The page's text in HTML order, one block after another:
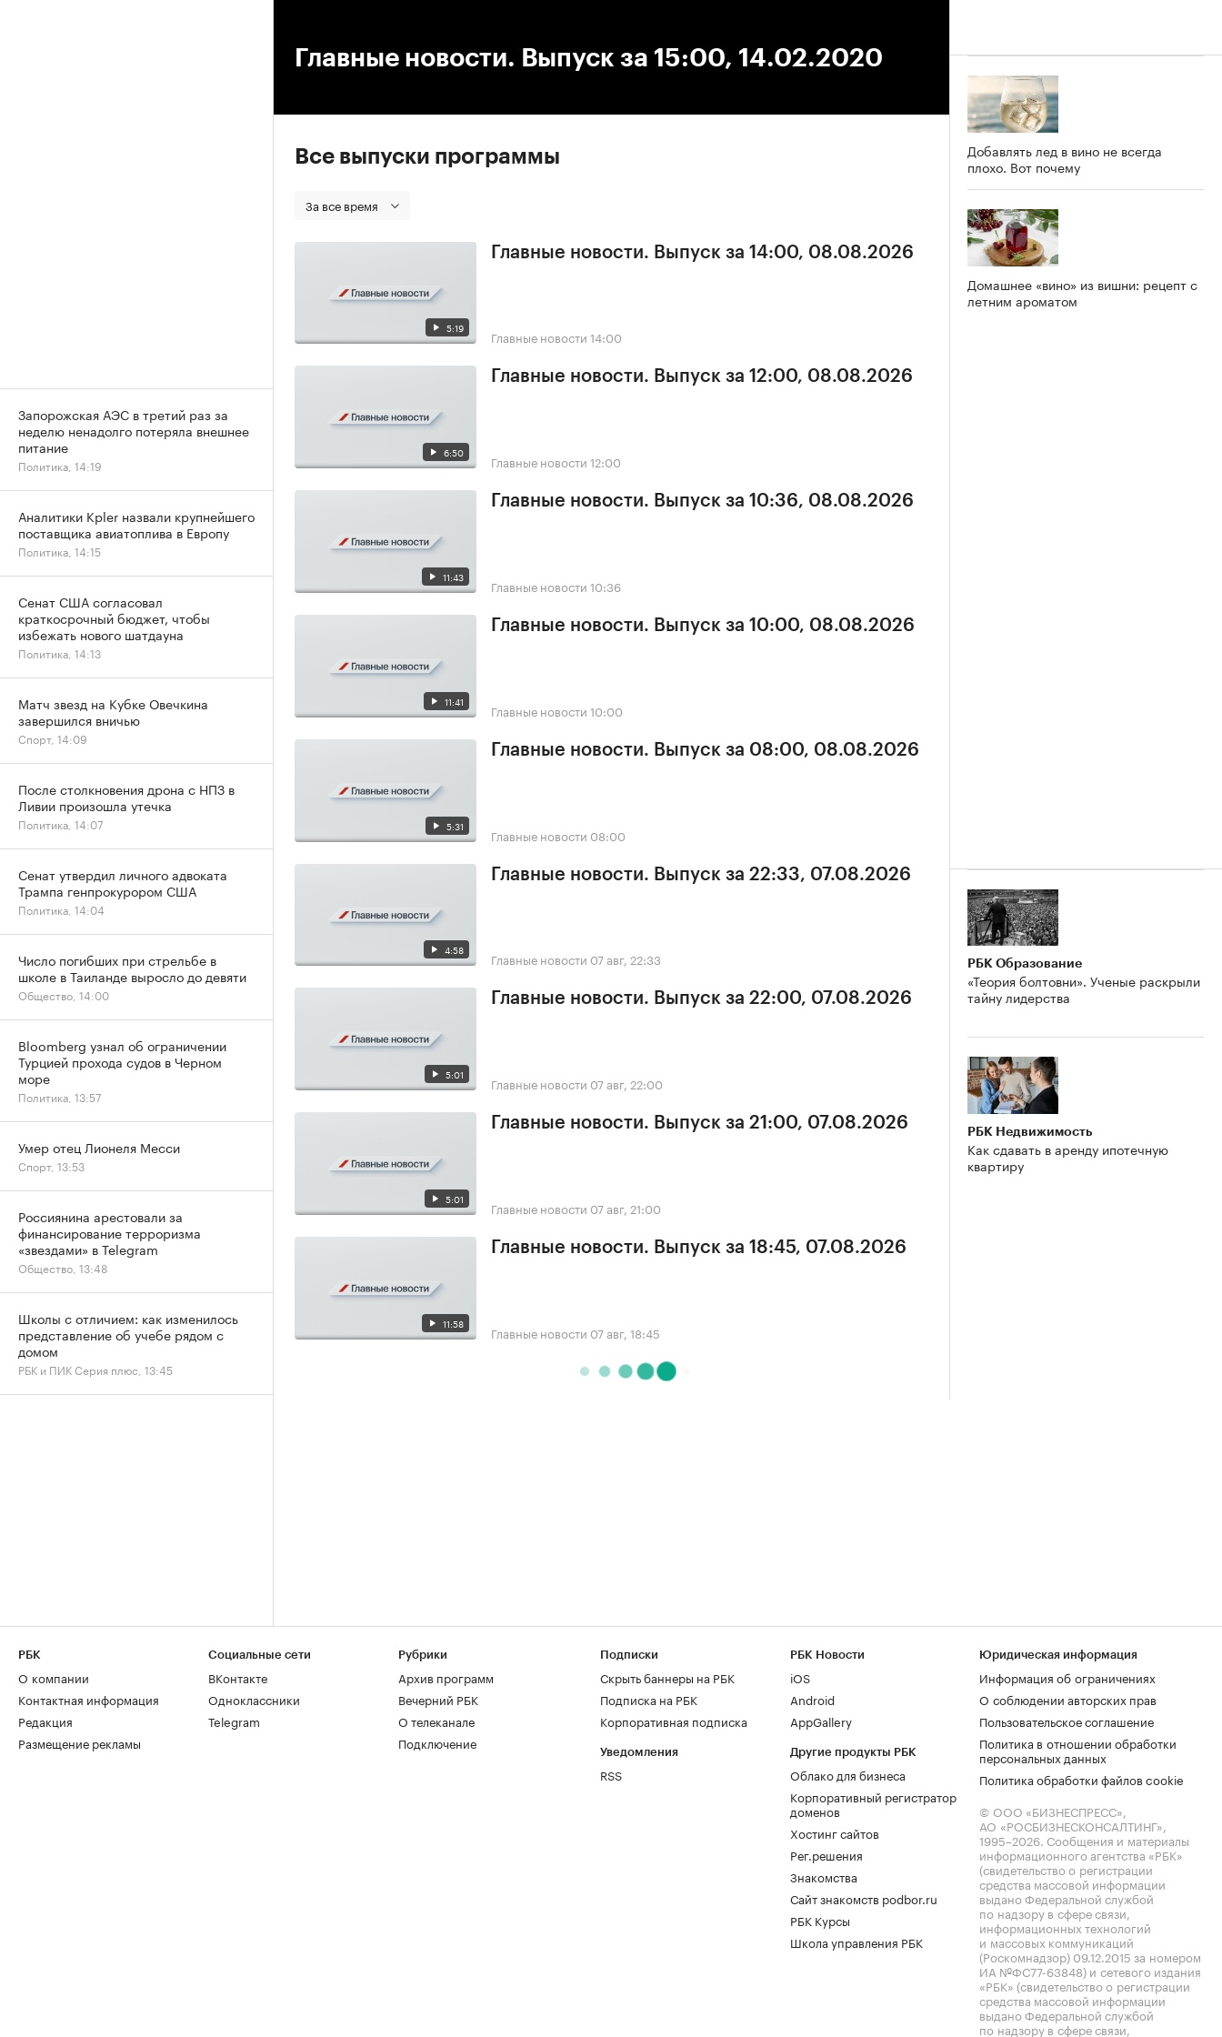
Главные новости. Выпуск за 15:00, 14.02.2020
Все выпуски программы
За все время
5:19
Главные новости. Выпуск за 14:00, 08.08.2026
Главные новости 14:00
6:50
Главные новости. Выпуск за 12:00, 08.08.2026
Главные новости 12:00
11:43
Главные новости. Выпуск за 10:36, 08.08.2026
Главные новости 10:36
11:41
Главные новости. Выпуск за 10:00, 08.08.2026
Главные новости 10:00
5:31
Главные новости. Выпуск за 08:00, 08.08.2026
Главные новости 08:00
4:58
Главные новости. Выпуск за 22:33, 07.08.2026
Главные новости 07 авг, 22:33
5:01
Главные новости. Выпуск за 22:00, 07.08.2026
Главные новости 07 авг, 22:00
5:01
Главные новости. Выпуск за 21:00, 07.08.2026
Главные новости 07 авг, 21:00
11:58
Главные новости. Выпуск за 18:45, 07.08.2026
Главные новости 07 авг, 18:45
Добавлять лед в вино не всегда
плохо. Вот почему
Домашнее «вино» из вишни: рецепт с
летним ароматом
РБК Образование
«Теория болтовни». Ученые раскрыли
тайну лидерства
РБК Недвижимость
Как сдавать в аренду ипотечную
квартиру
Запорожская АЭС в третий раз за
неделю ненадолго потеряла внешнее
питание
Политика, 14:19
Аналитики Kpler назвали крупнейшего
поставщика авиатоплива в Европу
Политика, 14:15
Сенат США согласовал
краткосрочный бюджет, чтобы
избежать нового шатдауна
Политика, 14:13
Матч звезд на Кубке Овечкина
завершился вничью
Спорт, 14:09
После столкновения дрона с НПЗ в
Ливии произошла утечка
Политика, 14:07
Сенат утвердил личного адвоката
Трампа генпрокурором США
Политика, 14:04
Число погибших при стрельбе в
школе в Таиланде выросло до девяти
Общество, 14:00
Bloomberg узнал об ограничении
Турцией прохода судов в Черном
море
Политика, 13:57
Умер отец Лионеля Месси
Спорт, 13:53
Россиянина арестовали за
финансирование терроризма
«звездами» в Telegram
Общество, 13:48
Школы с отличием: как изменилось
представление об учебе рядом с
домом
РБК и ПИК Серия плюс, 13:45
РБК
О компании
Контактная информация
Редакция
Размещение рекламы
Социальные сети
ВКонтакте
Одноклассники
Telegram
Рубрики
Архив программ
Вечерний РБК
О телеканале
Подключение
Подписки
Скрыть баннеры на РБК
Подписка на РБК
Корпоративная подписка
Уведомления
RSS
РБК Новости
iOS
Android
AppGallery
Другие продукты РБК
Облако для бизнеса
Корпоративный регистратор
доменов
Хостинг сайтов
Рег.решения
Знакомства
Сайт знакомств podbor.ru
РБК Курсы
Школа управления РБК
Юридическая информация
Информация об ограничениях
О соблюдении авторских прав
Пользовательское соглашение
Политика в отношении обработки
персональных данных
Политика обработки файлов cookie
© ООО «БИЗНЕСПРЕСС»,
АО «РОСБИЗНЕСКОНСАЛТИНГ»,
1995–2026. Сообщения и материалы
информационного агентства «РБК»
(свидетельство о регистрации
средства массовой информации
выдано Федеральной службой
по надзору в сфере связи,
информационных технологий
и массовых коммуникаций
(Роскомнадзор) 09.12.2015 за номером
ИА №ФС77-63848) и сетевого издания
«РБК» (свидетельство о регистрации
средства массовой информации
выдано Федеральной службой
по надзору в сфере связи,